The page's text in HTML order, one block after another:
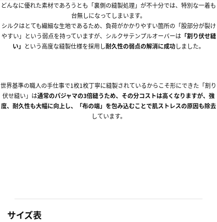
どんなに優れた素材であろうとも「裏側の縫製処理」が不十分では、特別な一着も
台無しになってしまいます。
シルクはとても繊細な生地であるため、負荷がかかりやすい箇所の「股部分が裂け
やすい」という弱点を持っていますが、シルクサテンプルオーバーは「割り伏せ縫
い」 という高度な縫製仕様を採用し耐久性の弱点の解消に成功しました。
世界基準の職人の手仕事で1枚1枚丁寧に縫製されているからこそ形にできた「割り
伏せ縫い」は通常のパジャマの3倍縫うため、その分コストは高くなりますが、強
度、耐久性も大幅に向上し、「布の端」を包み込むことで肌ストレスの原因も除去
しています。
サイズ表